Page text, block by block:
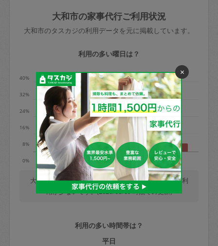
依頼者不在による当日キャンセル＝依頼
金額の100%＋交通費全額
※例：依頼日時／土曜日午前9時開始の場
合、水曜日午前9時以降はキャンセル料が
発生
水曜日9時〜金曜日9時まで＝依頼料金の
50%
金曜日9時～土曜日8時まで＝依頼金額の
100%
土曜日8時〜実施時間＝依頼金額の100%
＋交通費全額
依頼者不在による当日キャンセル＝依頼
金額の100%＋交通費全額
定期契約をキャンセルする場合、毎週定
期は月2回まで隔週定期は月1回までキャ
きた場合は損害保険の対象外となるので
ご注意ください。
玉、など
あわせてこちらも参照ください：初めて
はありますか？
大和市の家事代行ご利用状況
大和市のタスカジの利用データを元に掲載しています。
利用の多い曜日は？
0%
8%
16%
24%
32%
40%
月 水 木 土 日
大和市では、毎週木曜日の利用が最も多く、日曜日の利
用が少ないです。(2026/08/09 時点での更新)
利用の多い時間帯は？
平日
×